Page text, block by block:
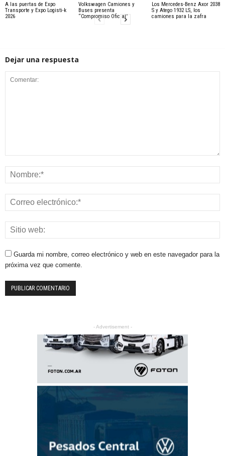
A las puertas de Expo
Transporte y Expo Logisti-k
2026
Volkswagen Camiones y
Buses presenta
“Compromiso Oficial”
Los Mercedes-Benz Axor 2038
S y Atego 1932 LS, los
camiones para la zafra
Dejar una respuesta
Guarda mi nombre, correo electrónico y web en este navegador para la
próxima vez que comente.
- Advertisement -